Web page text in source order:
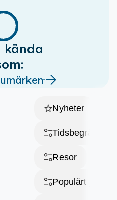
kända
Nyheter
Tidsbegränsat
Resor
Populärt just nu